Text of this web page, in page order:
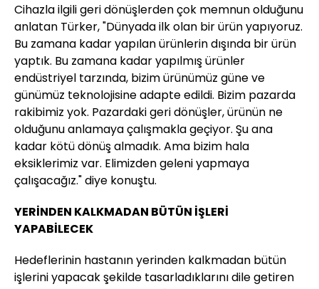
Cihazla ilgili geri dönüşlerden çok memnun olduğunu
anlatan Türker, "Dünyada ilk olan bir ürün yapıyoruz.
Bu zamana kadar yapılan ürünlerin dışında bir ürün
yaptık. Bu zamana kadar yapılmış ürünler
endüstriyel tarzında, bizim ürünümüz güne ve
günümüz teknolojisine adapte edildi. Bizim pazarda
rakibimiz yok. Pazardaki geri dönüşler, ürünün ne
olduğunu anlamaya çalışmakla geçiyor. Şu ana
kadar kötü dönüş almadık. Ama bizim hala
eksiklerimiz var. Elimizden geleni yapmaya
çalışacağız." diye konuştu.
YERİNDEN KALKMADAN BÜTÜN İŞLERİ
YAPABİLECEK
Hedeflerinin hastanın yerinden kalkmadan bütün
işlerini yapacak şekilde tasarladıklarını dile getiren